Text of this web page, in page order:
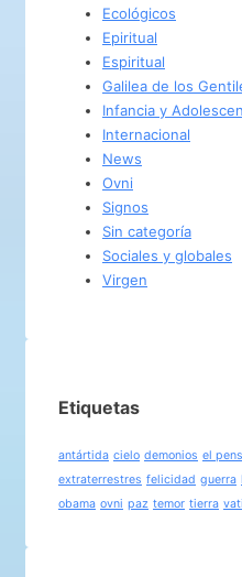
Ecológicos
Epiritual
Espiritual
Galilea de los
Infancia y
Internacional
News
Ovni
Signos
Sin categoría
Sociales y globales
Virgen
Etiquetas
antártida cielo demonios el
extraterrestres felicidad guerra
obama ovni paz temor tierra